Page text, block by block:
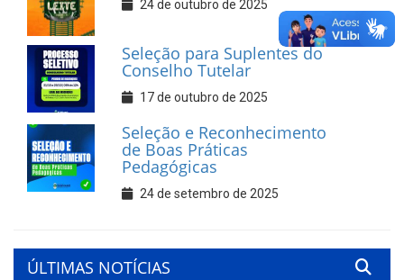
24 de outubro de 2025
Seleção para Suplentes do
Conselho Tutelar
17 de outubro de 2025
Seleção e Reconhecimento
de Boas Práticas
Pedagógicas
24 de setembro de 2025
ÚLTIMAS NOTÍCIAS